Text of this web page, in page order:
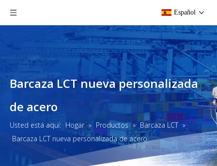
Español
Barcaza LCT nueva personalizada
de acero
Usted está aquí: Hogar » Productos » Barcaza LCT »
Barcaza LCT nueva personalizada de acero